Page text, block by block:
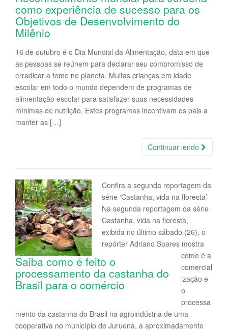
i
como experiência de sucesso para os
Objetivos de Desenvolvimento do
Milênio
16 de outubro é o Dia Mundial da Alimentação, data em que
as pessoas se reúnem para declarar seu compromisso de
erradicar a fome no planeta. Muitas crianças em idade
escolar em todo o mundo dependem de programas de
alimentação escolar para satisfazer suas necessidades
mínimas de nutrição. Estes programas incentivam os pais a
manter as […]
Continuar lendo
Saiba como é feito o
processamento da castanha do
Brasil para o comércio
Confira a segunda reportagem da
série ‘Castanha, vida na floresta’
Na segunda reportagem da série
Castanha, vida na floresta,
exibida no último sábado (26), o
repórter Adriano Soares mostra
como é a
comercial
ização e
o
processa
mento da castanha do Brasil na agroindústria de uma
cooperativa no município de Juruena, a aproximadamente